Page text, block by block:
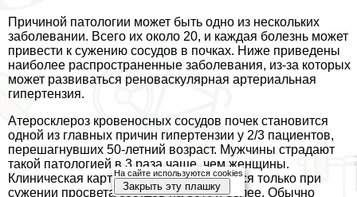
Причиной патологии может быть одно из нескольких
заболевании. Всего их около 20, и каждая болезнь может
привести к сужению сосудов в почках. Ниже приведены
наиболее распространенные заболевания, из-за которых
может развиваться реноваскулярная артериальная
гипертензия.
Атеросклероз кровеносных сосудов почек становится
одной из главных причин гипертензии у 2/3 пациентов,
перешагнувших 50-летний возраст. Мужчины страдают
такой патологией в 3 раза чаще, чем женщины.
Клиническая картина станет проявляться только при
сужении просвета сосудов на 50% и более. Обычно
На сайте используются cookies
Закрыть эту плашку